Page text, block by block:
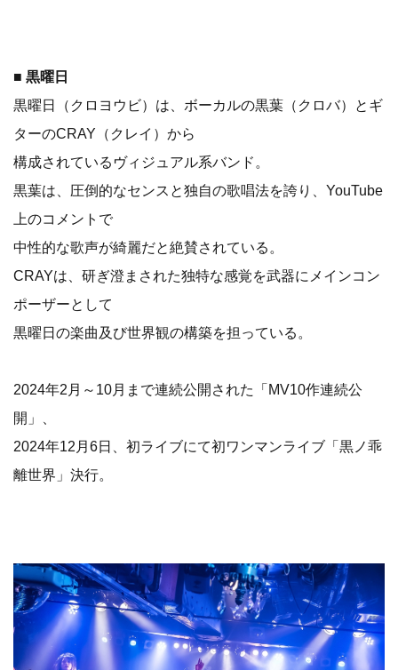
■ 黒曜日
黒曜日（クロヨウビ）は、ボーカルの黒葉（クロバ）とギ
ターのCRAY（クレイ）から
構成されているヴィジュアル系バンド。
黒葉は、圧倒的なセンスと独自の歌唱法を誇り、YouTube
上のコメントで
中性的な歌声が綺麗だと絶賛されている。
CRAYは、研ぎ澄まされた独特な感覚を武器にメインコン
ポーザーとして
黒曜日の楽曲及び世界観の構築を担っている。
2024年2月～10月まで連続公開された「MV10作連続公
開」、
2024年12月6日、初ライブにて初ワンマンライブ「黒ノ乖
離世界」決行。